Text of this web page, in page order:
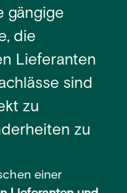
gängige
die
Lieferanten
sind
zu
zu
einer